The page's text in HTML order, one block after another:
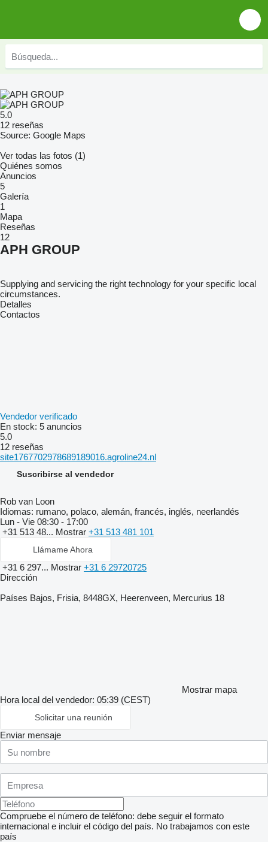
5.0
12 reseñas
Source: Google Maps
Ver todas las fotos (1)
Quiénes somos
Anuncios
5
Galería
1
Mapa
Reseñas
12
APH GROUP
Supplying and servicing the right technology for your specific local
circumstances.
Detalles
Contactos
Vendedor verificado
En stock: 5 anuncios
5.0
12 reseñas
site1767702978689189016.agroline24.nl
Suscribirse al vendedor
Rob van Loon
Idiomas: rumano, polaco, alemán, francés, inglés, neerlandés
Lun - Vie 08:30 - 17:00
+31 513 48... Mostrar +31 513 481 101
Llámame Ahora
+31 6 297... Mostrar +31 6 29720725
Dirección
Países Bajos, Frisia, 8448GX, Heerenveen, Mercurius 18
Mostrar mapa
Hora local del vendedor: 05:39 (CEST)
Solicitar una reunión
Enviar mensaje
Compruebe el número de teléfono: debe seguir el formato
internacional e incluir el código del país. No trabajamos con este
país